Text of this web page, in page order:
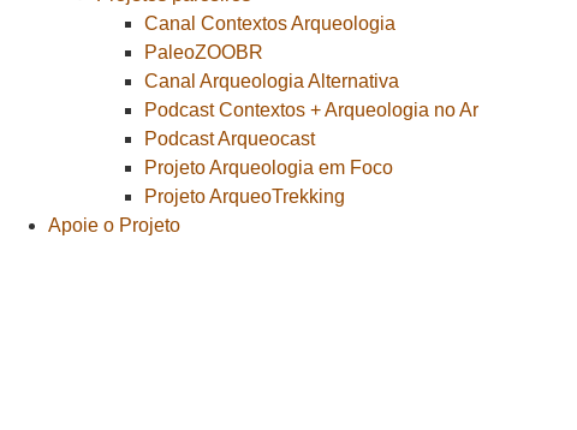
Canal Contextos Arqueologia
PaleoZOOBR
Canal Arqueologia Alternativa
Podcast Contextos + Arqueologia no Ar
Podcast Arqueocast
Projeto Arqueologia em Foco
Projeto ArqueoTrekking
Apoie o Projeto